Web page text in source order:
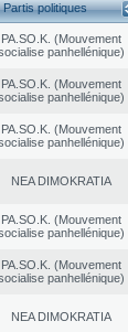
Partis politiques
PA.SO.K. (Mouvement
panhellénique)
PA.SO.K. (Mouvement
panhellénique)
PA.SO.K. (Mouvement
panhellénique)
NEA DΙMOKRATIA
PA.SO.K. (Mouvement
panhellénique)
PA.SO.K. (Mouvement
panhellénique)
NEA DΙMOKRATIA